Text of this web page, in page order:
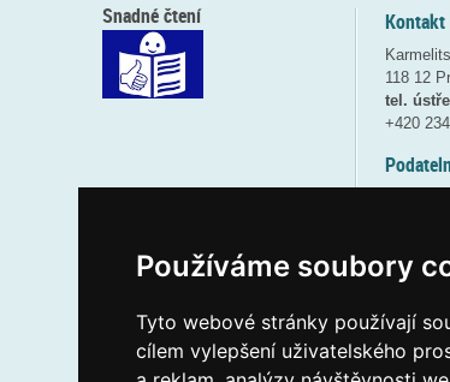
Používáme soubory
Tyto webové stránky používají
cílem vylepšení uživatelského
Kontakt
118 12
tel.
+420
(více
Snadné čtení